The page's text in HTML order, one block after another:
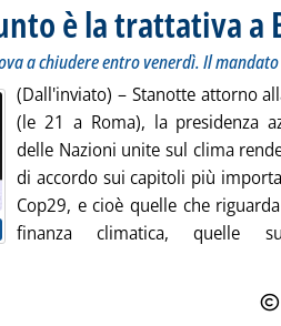
è la trattativa a
a chiudere entro venerdì. Il
(Dall'inviato) – Stanotte attorno
(le 21 a Roma), la presidenza
delle Nazioni unite sul clima
di accordo sui capitoli più
Cop29, e cioè quelle che
finanza climatica, quelle